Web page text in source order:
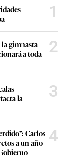
1
la gimnasta
a toda
2
la
3
Carlos
a un año
4